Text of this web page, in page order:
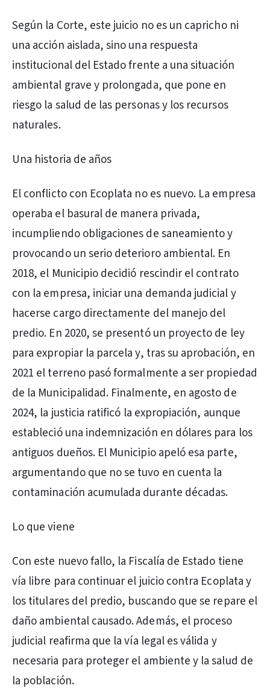
Según la Corte, este juicio no es un capricho ni
una acción aislada, sino una respuesta
institucional del Estado frente a una situación
ambiental grave y prolongada, que pone en
riesgo la salud de las personas y los recursos
naturales.
Una historia de años
El conflicto con Ecoplata no es nuevo. La empresa
operaba el basural de manera privada,
incumpliendo obligaciones de saneamiento y
provocando un serio deterioro ambiental. En
2018, el Municipio decidió rescindir el contrato
con la empresa, iniciar una demanda judicial y
hacerse cargo directamente del manejo del
predio. En 2020, se presentó un proyecto de ley
para expropiar la parcela y, tras su aprobación, en
2021 el terreno pasó formalmente a ser propiedad
de la Municipalidad. Finalmente, en agosto de
2024, la justicia ratificó la expropiación, aunque
estableció una indemnización en dólares para los
antiguos dueños. El Municipio apeló esa parte,
argumentando que no se tuvo en cuenta la
contaminación acumulada durante décadas.
Lo que viene
Con este nuevo fallo, la Fiscalía de Estado tiene
vía libre para continuar el juicio contra Ecoplata y
los titulares del predio, buscando que se repare el
daño ambiental causado. Además, el proceso
judicial reafirma que la vía legal es válida y
necesaria para proteger el ambiente y la salud de
la población.